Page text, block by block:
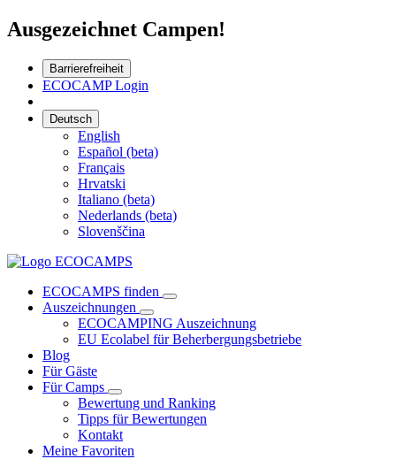
Ausgezeichnet Campen!
Barrierefreiheit
ECOCAMP Login
Deutsch
English
Español (beta)
Français
Hrvatski
Italiano (beta)
Nederlands (beta)
Slovenščina
ECOCAMPS finden
Auszeichnungen
ECOCAMPING Auszeichnung
EU Ecolabel für Beherbergungsbetriebe
Blog
Für Gäste
Für Camps
Bewertung und Ranking
Tipps für Bewertungen
Kontakt
Meine Favoriten